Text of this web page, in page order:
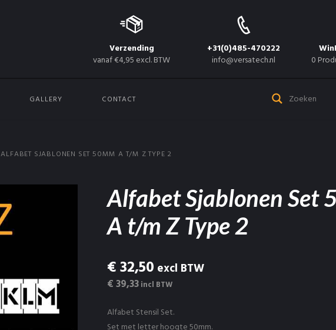
Verzending
vanaf €4,95 excl. BTW
+31(0)485-470222
info@versatech.nl
0
GALLERY CONTACT
ALFABET SJABLONEN SET 50MM A T/M Z TYPE 2
Alfabet Sjablonen Set
A t/m Z Type 2
€ 32,50 excl BTW
€ 39,33 incl BTW
Alfabet Stensil Set.